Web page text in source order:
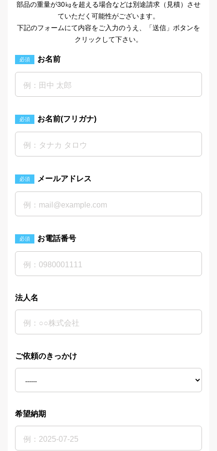
部品の重量が30㎏を超える場合などは別途請求（見積）させ
ていただく可能性がございます。
下記のフォームにて内容をご入力のうえ、「送信」ボタンを
クリックして下さい。
必須 お名前
必須 お名前(フリガナ)
必須 メールアドレス
必須 お電話番号
法人名
ご依頼のきっかけ
希望納期